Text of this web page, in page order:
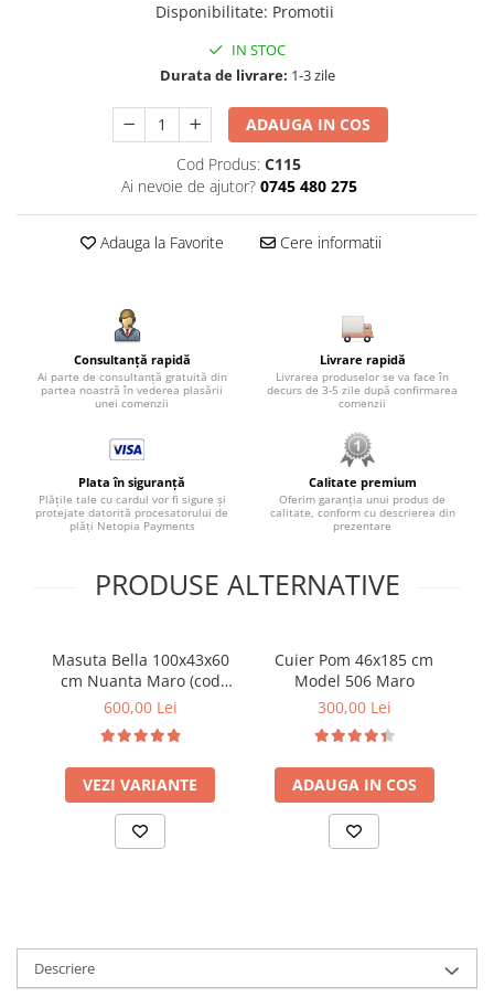
Disponibilitate: Promotii
IN STOC
Durata de livrare: 1-3 zile
ADAUGA IN COS
Cod Produs: C115
Ai nevoie de ajutor? 0745 480 275
Adauga la Favorite Cere informatii
Consultanță rapidă
Ai parte de consultanță gratuită din
partea noastră în vederea plasării
unei comenzii
Livrare rapidă
Livrarea produselor se va face în
decurs de 3-5 zile după confirmarea
comenzii
Plata în siguranță
Plățile tale cu cardul vor fi sigure și
protejate datorită procesatorului de
plăți Netopia Payments
Calitate premium
Oferim garanția unui produs de
calitate, conform cu descrierea din
prezentare
PRODUSE ALTERNATIVE
Masuta Bella 100x43x60
cm Nuanta Maro (cod
613)
600,00 Lei
VEZI VARIANTE
Cuier Pom 46x185 cm
Model 506 Maro
300,00 Lei
ADAUGA IN COS
Descriere